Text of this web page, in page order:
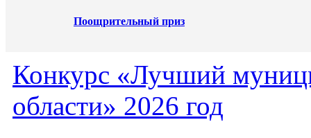
Поощрительный приз
Конкурс «Лучший
области» 2026 год